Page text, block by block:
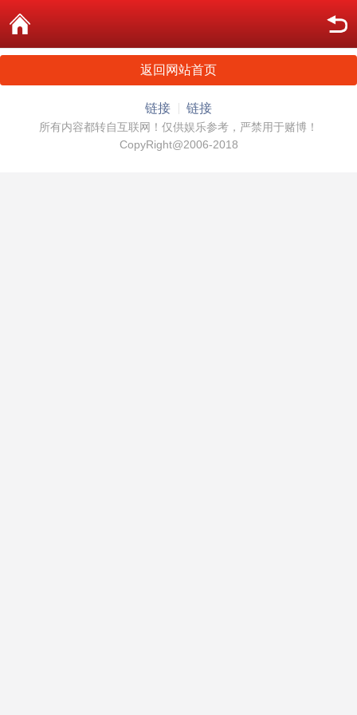
返回网站首页
链接 链接
所有内容都转自互联网！仅供娱乐参考，严禁用于赌博！
CopyRight@2006-2018